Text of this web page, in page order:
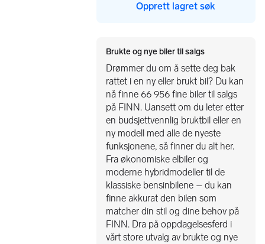
Opprett lagret søk
Brukte og nye biler til salgs
Drømmer du om å sette deg bak
rattet i en ny eller brukt bil? Du kan
nå finne 66 956 fine biler til salgs
på FINN. Uansett om du leter etter
en budsjettvennlig bruktbil eller en
ny modell med alle de nyeste
funksjonene, så finner du alt her.
Fra økonomiske elbiler og
moderne hybridmodeller til de
klassiske bensinbilene – du kan
finne akkurat den bilen som
matcher din stil og dine behov på
FINN. Dra på oppdagelsesferd i
vårt store utvalg av brukte og nye